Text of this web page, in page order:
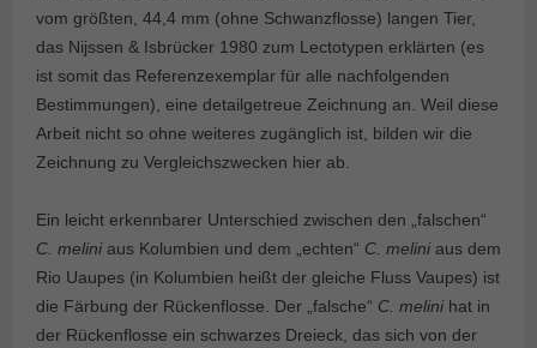
vom größten, 44,4 mm (ohne Schwanzflosse) langen Tier,
das Nijssen & Isbrücker 1980 zum Lectotypen erklärten (es
ist somit das Referenzexemplar für alle nachfolgenden
Bestimmungen), eine detailgetreue Zeichnung an. Weil diese
Arbeit nicht so ohne weiteres zugänglich ist, bilden wir die
Zeichnung zu Vergleichszwecken hier ab.
Ein leicht erkennbarer Unterschied zwischen den „falschen“
C. meliniaus Kolumbien und dem „echten“ C. meliniaus dem
Rio Uaupes (in Kolumbien heißt der gleiche Fluss Vaupes) ist
die Färbung der Rückenflosse. Der „falsche“ C. melinihat in
der Rückenflosse ein schwarzes Dreieck, das sich von der